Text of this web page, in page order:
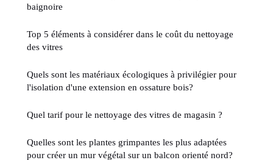
baignoire
Top 5 éléments à considérer dans le coût du nettoyage
des vitres
Quels sont les matériaux écologiques à privilégier pour
l'isolation d'une extension en ossature bois?
Quel tarif pour le nettoyage des vitres de magasin ?
Quelles sont les plantes grimpantes les plus adaptées
pour créer un mur végétal sur un balcon orienté nord?